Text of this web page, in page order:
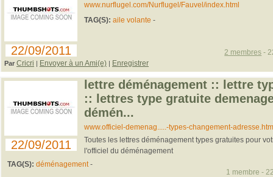
22/09/2011
www.nurflugel.com/Nurflugel/Fauvel/index.html
TAG(S): aile volante -
Par Cricri | Envoyer à un Ami(e) | Enregistrer
2 membres -
22/09/2011
lettre déménagement :: lettre
:: lettres type gratuite
démén...
www.officiel-demenag.....-types-changement-
Toutes les lettres déménagement types gratuites pour
l'officiel du déménagement
TAG(S): déménagement -
1 membre -